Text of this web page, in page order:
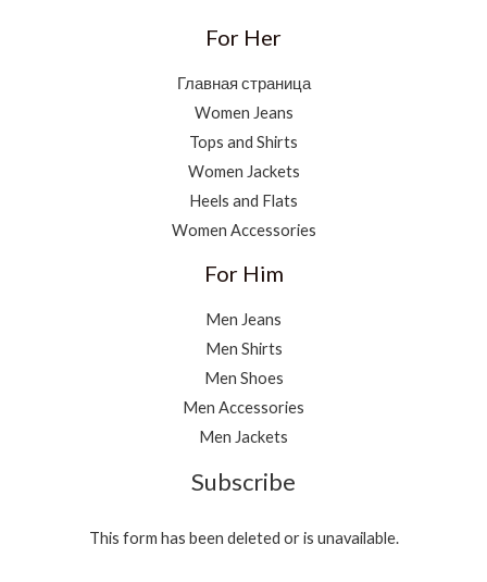
For Her
Главная страница
Women Jeans
Tops and Shirts
Women Jackets
Heels and Flats
Women Accessories
For Him
Men Jeans
Men Shirts
Men Shoes
Men Accessories
Men Jackets
Subscribe
This form has been deleted or is unavailable.